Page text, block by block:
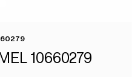
10660279